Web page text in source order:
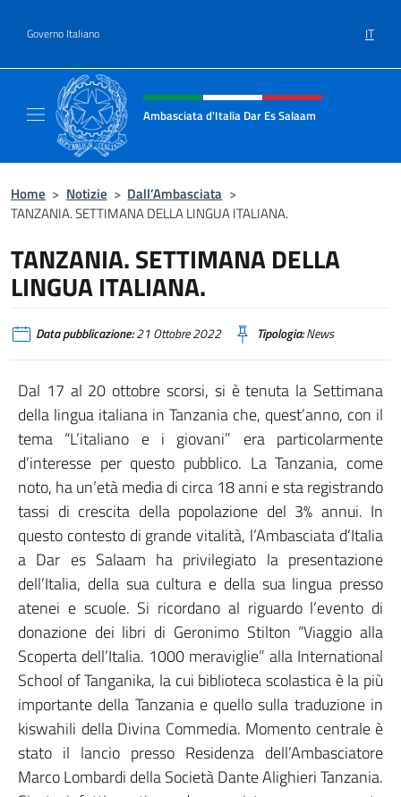
Governo Italiano IT
Intestazione sito, social e menù
Ambasciata d'Italia Dar Es Salaam
Home > Notizie > Dall’Ambasciata >
TANZANIA. SETTIMANA DELLA LINGUA ITALIANA.
TANZANIA. SETTIMANA DELLA
LINGUA ITALIANA.
Data pubblicazione:21 Ottobre 2022 Tipologia:News
Dal 17 al 20 ottobre scorsi, si è tenuta la Settimana
della lingua italiana in Tanzania che, quest’anno, con il
tema “L’italiano e i giovani” era particolarmente
d’interesse per questo pubblico. La Tanzania, come
noto, ha un’età media di circa 18 anni e sta registrando
tassi di crescita della popolazione del 3% annui. In
questo contesto di grande vitalità, l’Ambasciata d’Italia
a Dar es Salaam ha privilegiato la presentazione
dell’Italia, della sua cultura e della sua lingua presso
atenei e scuole. Si ricordano al riguardo l’evento di
donazione dei libri di Geronimo Stilton “Viaggio alla
Scoperta dell’Italia. 1000 meraviglie” alla International
School of Tanganika, la cui biblioteca scolastica è la più
importante della Tanzania e quello sulla traduzione in
kiswahili della Divina Commedia. Momento centrale è
stato il lancio presso Residenza dell’Ambasciatore
Marco Lombardi della Società Dante Alighieri Tanzania.